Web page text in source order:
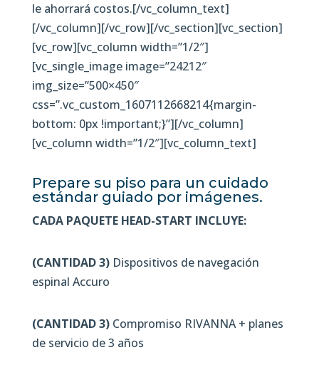
le ahorrará costos.[/vc_column_text]
[/vc_column][/vc_row][/vc_section][vc_section]
[vc_row][vc_column width=”1/2″]
[vc_single_image image=”24212″
img_size=”500×450″
css=”.vc_custom_1607112668214{margin-
bottom: 0px !important;}”][/vc_column]
[vc_column width=”1/2″][vc_column_text]
Prepare su piso para un cuidado
estándar guiado por imágenes.
CADA PAQUETE HEAD-START INCLUYE:
(CANTIDAD 3)Dispositivos de navegación
espinal Accuro
(CANTIDAD 3)Compromiso RIVANNA + planes
de servicio de 3 años